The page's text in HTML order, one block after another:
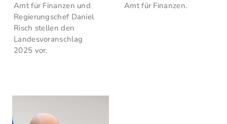
Amt für Finanzen und
Regierungschef Daniel
Risch stellen den
Landesvoranschlag
2025 vor.
Amt für Finanzen.